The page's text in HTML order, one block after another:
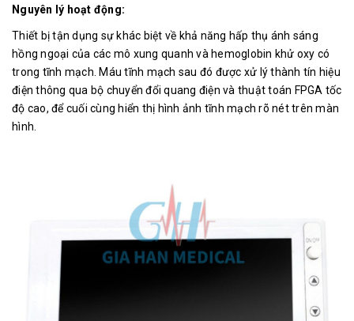
Nguyên lý hoạt động:
Thiết bị tận dụng sự khác biệt về khả năng hấp thụ ánh sáng
hồng ngoại của các mô xung quanh và hemoglobin khử oxy có
trong tĩnh mạch. Máu tĩnh mạch sau đó được xử lý thành tín hiệu
điện thông qua bộ chuyển đổi quang điện và thuật toán FPGA tốc
độ cao, để cuối cùng hiển thị hình ảnh tĩnh mạch rõ nét trên màn
hình.